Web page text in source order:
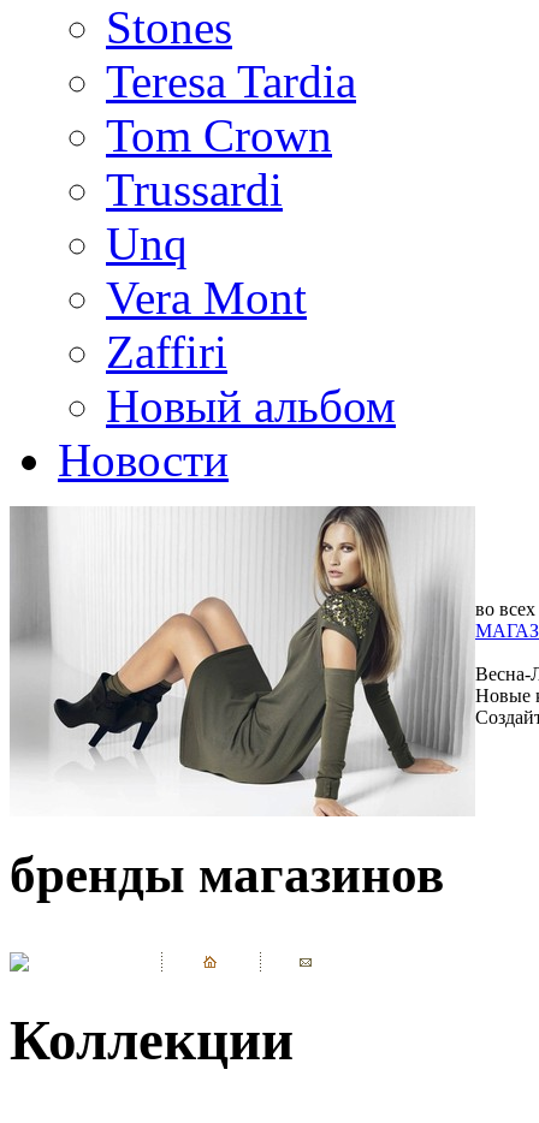
Stones
Teresa Tardia
Tom Crown
Trussardi
Unq
Vera Mont
Zaffiri
Новый альбом
Новости
во всех
Весна-
Новые
бренды магазинов
Коллекции